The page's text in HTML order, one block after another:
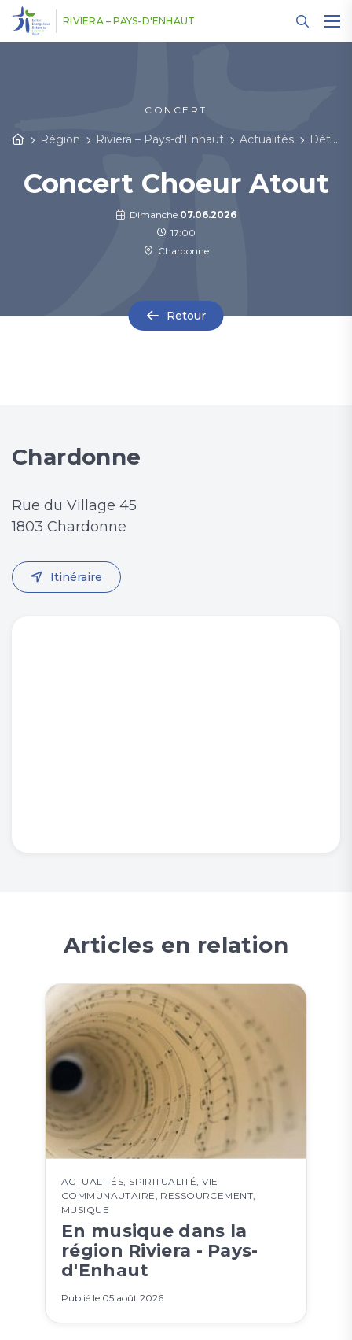
RIVIERA – PAYS-D'ENHAUT
CONCERT
Région Riviera – Pays-d'Enhaut Actualités Détail des actualités
Concert Choeur Atout
Dimanche 07.06.2026
17:00
Chardonne
Retour
Chardonne
Rue du Village 45
1803 Chardonne
Itinéraire
Articles en relation
ACTUALITÉS SPIRITUALITÉ ,VIE
COMMUNAUTAIRE RESSOURCEMENT
MUSIQUE
En musique dans la
région Riviera - Pays-
d'Enhaut
Publié le 05 août 2026
Panneau de gestion des cookies